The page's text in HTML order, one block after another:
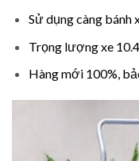
Sử dụng càng bánh
Trọng lượng xe
Hàng mới 100%,